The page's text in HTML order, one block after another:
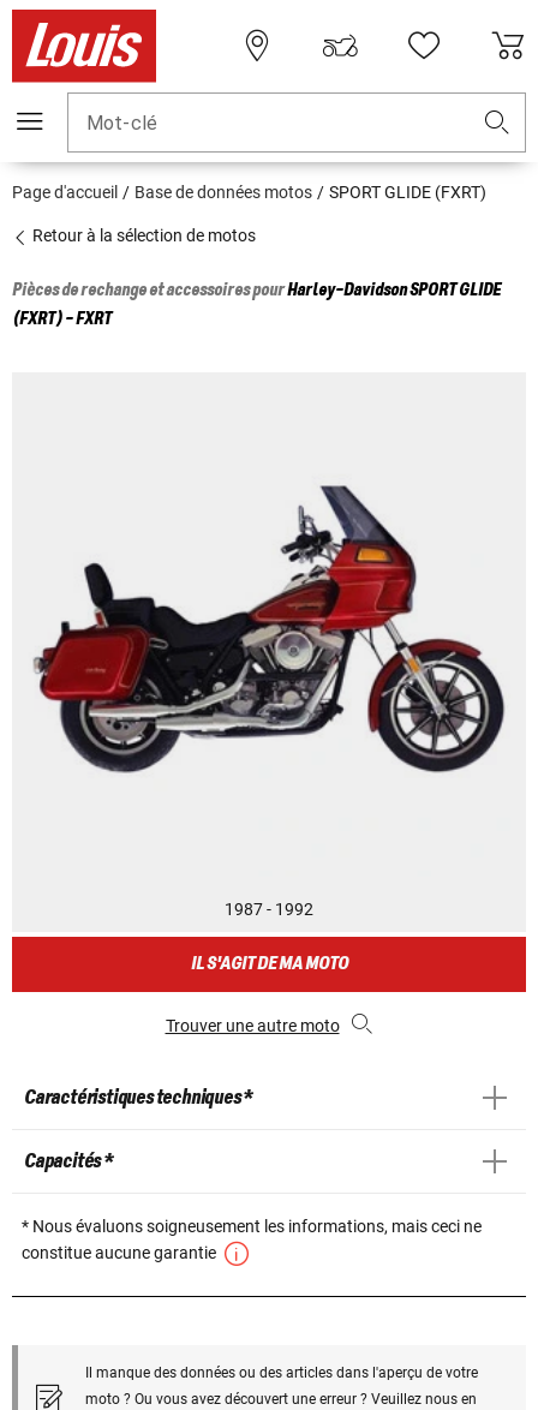
Mot-clé
Page d'accueil Base de données motos SPORT GLIDE (FXRT)
Retour à la sélection de motos
Pièces de rechange et accessoires pourHarley-DavidsonSPORT GLIDE
(FXRT) - FXRT
1987 - 1992
IL S'AGIT DE MA MOTO
Trouver une autre moto
Caractéristiques techniques *
Capacités *
* Nous évaluons soigneusement les informations, mais ceci ne
constitue aucune garantie
Il manque des données ou des articles dans l'aperçu de votre
moto ? Ou vous avez découvert une erreur ? Veuillez nous en